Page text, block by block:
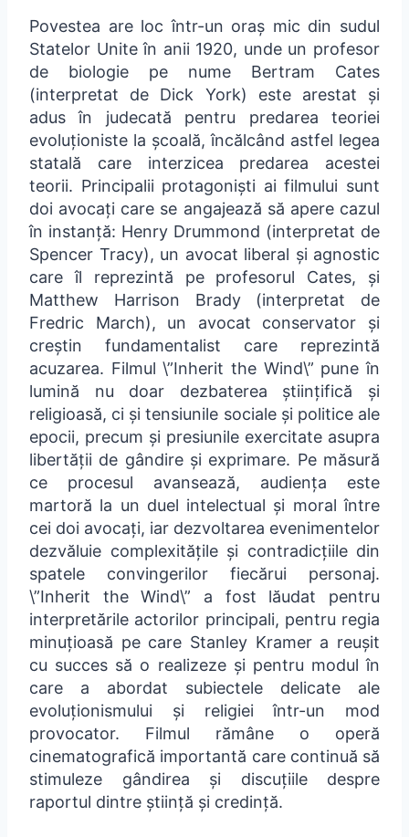
Povestea are loc într-un oraș mic din sudul
Statelor Unite în anii 1920, unde un profesor
de biologie pe nume Bertram Cates
(interpretat de Dick York) este arestat și
adus în judecată pentru predarea teoriei
evoluționiste la școală, încălcând astfel legea
statală care interzicea predarea acestei
teorii. Principalii protagoniști ai filmului sunt
doi avocați care se angajează să apere cazul
în instanță: Henry Drummond (interpretat de
Spencer Tracy), un avocat liberal și agnostic
care îl reprezintă pe profesorul Cates, și
Matthew Harrison Brady (interpretat de
Fredric March), un avocat conservator și
creștin fundamentalist care reprezintă
acuzarea. Filmul \”Inherit the Wind\” pune în
lumină nu doar dezbaterea științifică și
religioasă, ci și tensiunile sociale și politice ale
epocii, precum și presiunile exercitate asupra
libertății de gândire și exprimare. Pe măsură
ce procesul avansează, audiența este
martoră la un duel intelectual și moral între
cei doi avocați, iar dezvoltarea evenimentelor
dezvăluie complexitățile și contradicțiile din
spatele convingerilor fiecărui personaj.
\”Inherit the Wind\” a fost lăudat pentru
interpretările actorilor principali, pentru regia
minuțioasă pe care Stanley Kramer a reușit
cu succes să o realizeze și pentru modul în
care a abordat subiectele delicate ale
evoluționismului și religiei într-un mod
provocator. Filmul rămâne o operă
cinematografică importantă care continuă să
stimuleze gândirea și discuțiile despre
raportul dintre știință și credință.